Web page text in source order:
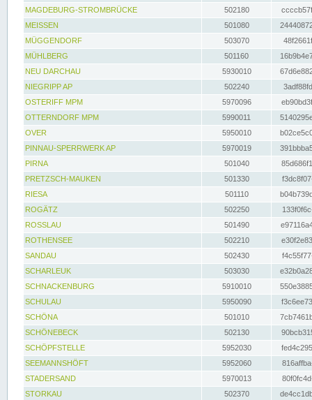
MAGDEBURG-STROMBRÜCKE
502180
MEISSEN
501080
MÜGGENDORF
503070
MÜHLBERG
501160
NEU DARCHAU
5930010
NIEGRIPP AP
502240
OSTERIFF MPM
5970096
OTTERNDORF MPM
5990011
OVER
5950010
PINNAU-SPERRWERK AP
5970019
PIRNA
501040
PRETZSCH-MAUKEN
501330
RIESA
501110
ROGÄTZ
502250
ROSSLAU
501490
ROTHENSEE
502210
SANDAU
502430
SCHARLEUK
503030
SCHNACKENBURG
5910010
SCHULAU
5950090
SCHÖNA
501010
SCHÖNEBECK
502130
SCHÖPFSTELLE
5952030
SEEMANNSHÖFT
5952060
STADERSAND
5970013
STORKAU
502370